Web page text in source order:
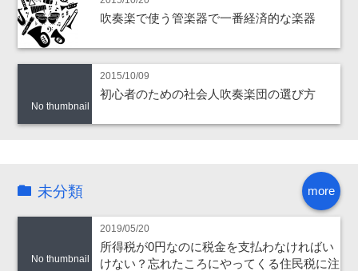
吹奏楽で使う管楽器で一番経済的な楽器
No thumbnail
2015/10/09
初心者のための社会人吹奏楽団の選び方
more
未分類
No thumbnail
2019/05/20
所得税が0円なのに税金を支払わなければい
けない？忘れたころにやってくる住民税に注